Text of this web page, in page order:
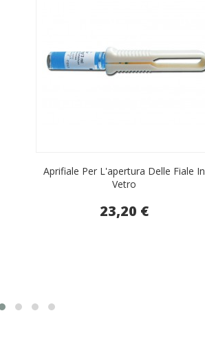
Aprifiale Per L'apertura Delle Fiale In
Vetro
23,20 €